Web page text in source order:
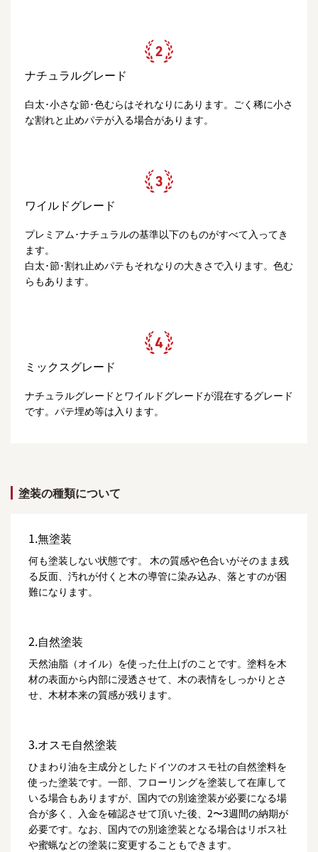
ナチュラルグレード
白太･小さな節･色むらはそれなりにあります。ごく稀に小さ
な割れと止めパテが入る場合があります。
ワイルドグレード
プレミアム･ナチュラルの基準以下のものがすべて入ってき
ます。
白太･節･割れ止めパテもそれなりの大きさで入ります。色む
らもあります。
ミックスグレード
ナチュラルグレードとワイルドグレードが混在するグレード
です。パテ埋め等は入ります。
塗装の種類について
1.無塗装
何も塗装しない状態です。 木の質感や色合いがそのまま残
る反面、汚れが付くと木の導管に染み込み、落とすのが困
難になります。
2.自然塗装
天然油脂（オイル）を使った仕上げのことです。塗料を木
材の表面から内部に浸透させて、木の表情をしっかりとさ
せ、木材本来の質感が残ります。
3.オスモ自然塗装
ひまわり油を主成分としたドイツのオスモ社の自然塗料を
使った塗装です。一部、フローリングを塗装して在庫して
いる場合もありますが、国内での別途塗装が必要になる場
合が多く、入金を確認させて頂いた後、2〜3週間の納期が
必要です。なお、国内での別途塗装となる場合はリボス社
や蜜蝋などの塗装に変更することもできます。